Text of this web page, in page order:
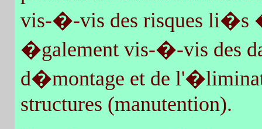
vis-�-vis des risques li�s
�galement vis-�-vis des
d�montage et de
structures (manutention).